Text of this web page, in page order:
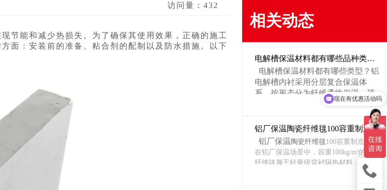
访问量： 432
节能和减少热损失。为了确保其使用效果，正确的施工
面：安装前的准备、粘合剂的配制以及防水措施。以下
相关动态
电解槽保温材料都有哪些品种类型？
电解槽保温材料都有哪些类型？铝
电解槽内衬采用分层复合保温体
系，按形态分为纤维柔性保温、硬
质保温砖 / 板、粉体散料、纳米超低
导热绝热、不定型浇注防渗保温、
特种复合保温六大类，适配槽底、
侧部、端部、槽壳背衬不同温度区
间（300~1350℃）。电解槽保温材
料不同类型，郑州盛世金鼎保温材料厂
应有尽有，而且不同的级别等级都可以
铝厂保温陶瓷纤维毯100容重制造商？
铝厂保温陶瓷纤维毯100容重制造商？
在铝厂保温场景中，容重100kg/m³的陶瓷
纤维毯属于轻量级背衬隔热材料，核心价
值在于“保温与减重之间取得平衡”，适合
可以介绍下你们的产品么
现在有优惠活动吗